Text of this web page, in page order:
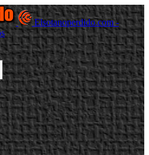
Elsotanoperdido.com -